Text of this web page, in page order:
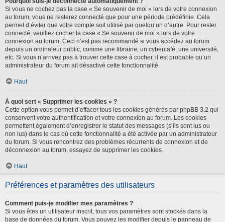
Si vous ne cochez pas la case « Se souvenir de moi » lors de votre connexion
au forum, vous ne resterez connecté que pour une période prédéfinie. Cela
permet d’éviter que votre compte soit utilisé par quelqu’un d’autre. Pour rester
connecté, veuillez cocher la case « Se souvenir de moi » lors de votre
connexion au forum. Ceci n’est pas recommandé si vous accédez au forum
depuis un ordinateur public, comme une librairie, un cybercafé, une université,
etc. Si vous n’arrivez pas à trouver cette case à cocher, il est probable qu’un
administrateur du forum ait désactivé cette fonctionnalité.
Haut
À quoi sert « Supprimer les cookies » ?
Cette option vous permet d’effacer tous les cookies générés par phpBB 3.2 qui
conservent votre authentification et votre connexion au forum. Les cookies
permettent également d’enregistrer le statut des messages (s’ils sont lus ou
non lus) dans le cas où cette fonctionnalité a été activée par un administrateur
du forum. Si vous rencontrez des problèmes récurrents de connexion et de
déconnexion au forum, essayez de supprimer les cookies.
Haut
Préférences et paramètres des utilisateurs
Comment puis-je modifier mes paramètres ?
Si vous êtes un utilisateur inscrit, tous vos paramètres sont stockés dans la
base de données du forum. Vous pouvez les modifier depuis le panneau de